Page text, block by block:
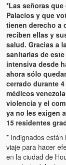
*Las señoras
Palacios y que
tienen derecho a
reciben ellas y
salud. Gracias a
sanitarias de
intensiva desde
ahora sólo
cerrado durante
médicos
violencia y el
ya no les exigen
15 residentes
* Indignados
viaje para hacer
en la ciudad de